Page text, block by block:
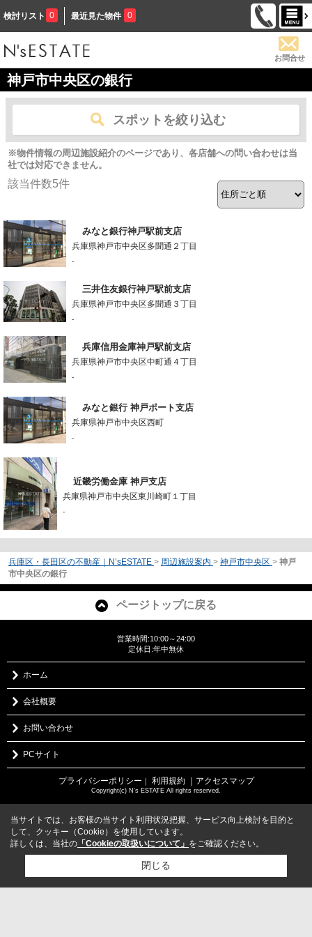
検討リスト 0 最近見た物件 0
お問合せ
神戸市中央区の銀行
スポットを絞り込む
※物件情報の周辺施設紹介のページであり、各店舗への問い合わせは当
社では対応できません。
該当件数5件
みなと銀行神戸駅前支店
兵庫県神戸市中央区多聞通２丁目
-
三井住友銀行神戸駅前支店
兵庫県神戸市中央区多聞通３丁目
-
兵庫信用金庫神戸駅前支店
兵庫県神戸市中央区中町通４丁目
-
みなと銀行 神戸ポート支店
兵庫県神戸市中央区西町
-
近畿労働金庫 神戸支店
兵庫県神戸市中央区東川崎町１丁目
-
兵庫区・長田区の不動産｜N’sESTATE > 周辺施設案内 > 神戸市中央区 > 神戸
市中央区の銀行
ページトップに戻る
営業時間:10:00～24:00
定休日:年中無休
ホーム
会社概要
お問い合わせ
PCサイト
プライバシーポリシー ｜ 利用規約 ｜アクセスマップ
Copyright(c) N's ESTATE All rights reserved.
当サイトでは、お客様の当サイト利用状況把握、サービス向上検討を目的と
して、クッキー（Cookie）を使用しています。
詳しくは、当社の 「Cookieの取扱いについて」 をご確認ください。
閉じる